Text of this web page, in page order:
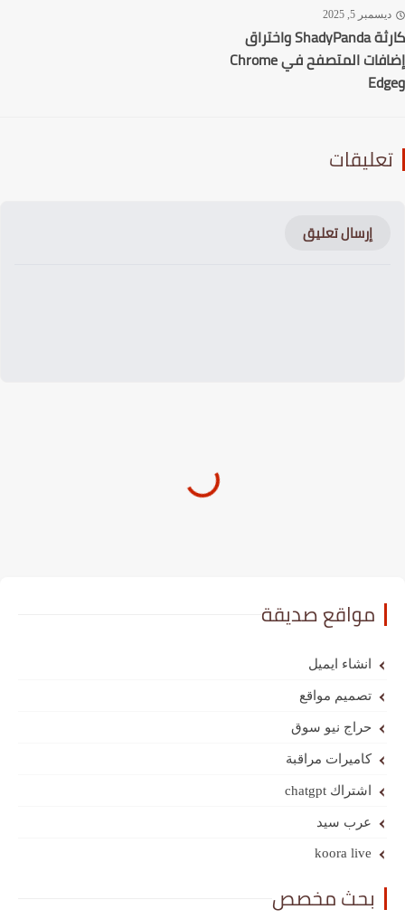
5, 2025
كارثة ShadyPanda واختراق
إضافات المتصفح في Chrome
إرسال تعليق
مواقع صديقة
انشاء ايميل
تصميم مواقع
حراج نيو سوق
كاميرات مراقبة
اشتراك chatgpt
عرب سيد
koora live
بحث مخصص